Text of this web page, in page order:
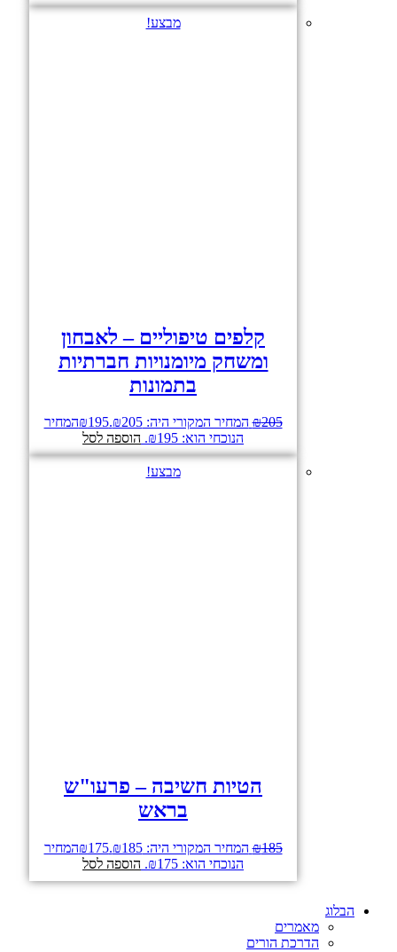
מבצע!
קלפים טיפוליים – לאבחון
ומשחק מיומנויות חברתיות
בתמונות
₪205 המחיר המקורי היה: ₪205. ₪195
המחיר
הנוכחי הוא: ₪195.
הוספה לסל
מבצע!
הטיות חשיבה – פרעו"ש
בראש
₪185 המחיר המקורי היה: ₪185. ₪175
המחיר
הנוכחי הוא: ₪175.
הוספה לסל
הבלוג
מאמרים
הדרכת הורים